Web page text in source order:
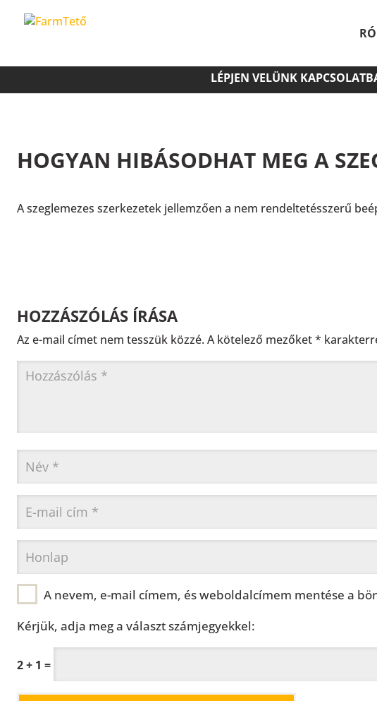
LÉPJEN VELÜNK
HOGYAN HIBÁSODHAT MEG A
A szeglemezes szerkezetek jellemzően a nem rendeltetésszerű
HOZZÁSZÓLÁS ÍRÁSA
Az e-mail címet nem tesszük közzé. A kötelező mezőket*
A nevem, e-mail címem, és weboldalcímem mentése a
Kérjük, adja meg a választ számjegyekkel:
2 + 1 =